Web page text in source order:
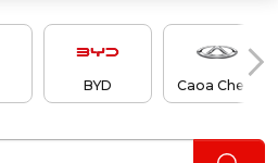
BYD Caoa Chery